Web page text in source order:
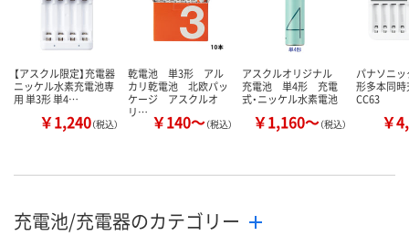
【アスクル限定】充電器
ニッケル水素充電池専
用 単3形 単4…
￥1,240（税込）
乾電池 単3形 アル
カリ乾電池 北欧パッ
ケージ アスクルオ
リ… ￥140～（税込）
アスクルオリジナル
充電池 単4形 充電
式・ニッケル水素電池
￥1,160～（税込）
パナソニ
形多本同時
CC63
￥
充電池/充電器のカテゴリー